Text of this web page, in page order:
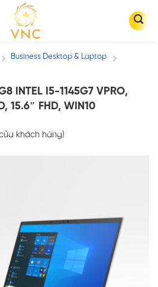
/ Business Desktop & Laptop /
INTEL I5-1145G7 VPRO,
15.6″ FHD, WIN10
khách hàng)